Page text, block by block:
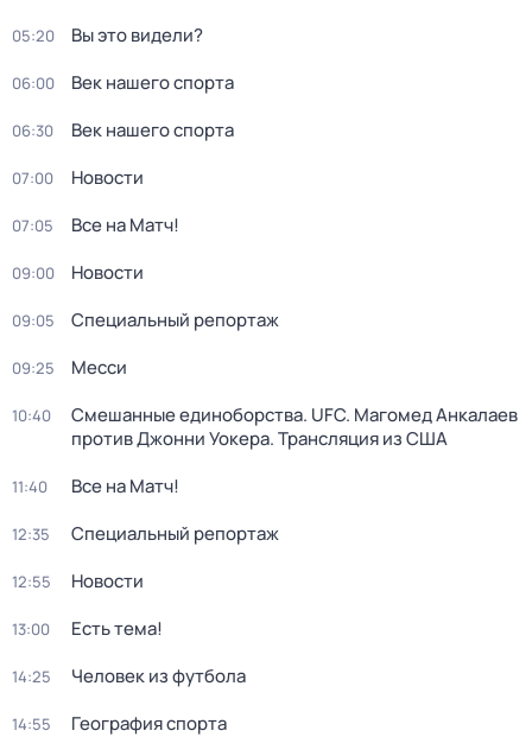
05:20 Вы это видели?
06:00 Век нашего спорта
06:30 Век нашего спорта
07:00 Новости
07:05 Все на Матч!
09:00 Новости
09:05 Специальный репортаж
09:25 Месси
10:40
Смешанные единоборства. UFC. Магомед Анкалаев
против Джонни Уокера. Трансляция из США
11:40 Все на Матч!
12:35 Специальный репортаж
12:55 Новости
13:00 Есть тема!
14:25 Человек из футбола
14:55 География спорта